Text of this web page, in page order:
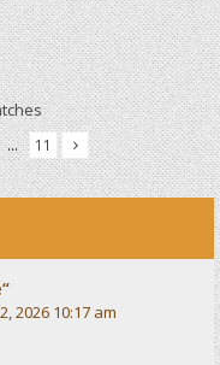
… 11
2026 10:17 am